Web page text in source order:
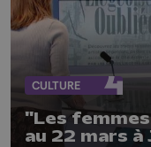
CULTURE
"Les
au 22 mars à